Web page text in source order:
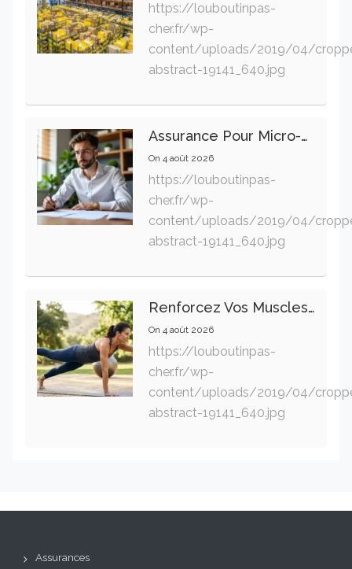
https://louboutinpas-
cher.fr/wp-
content/uploads/2019/04/
abstract-19141_640.jpg
Assurance Pour Micro-Entrepreneur : Les Garanties Essentielles À Connaître
On 4 août 2026
https://louboutinpas-
cher.fr/wp-
content/uploads/2019/04/
abstract-19141_640.jpg
Renforcez Vos Muscles Profonds Pour Apaiser Votre Mal De Dos
On 4 août 2026
https://louboutinpas-
cher.fr/wp-
content/uploads/2019/04/
abstract-19141_640.jpg
Assurances